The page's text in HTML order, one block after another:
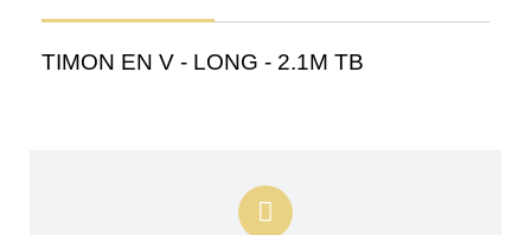
TIMON EN V - LONG - 2.1M TB